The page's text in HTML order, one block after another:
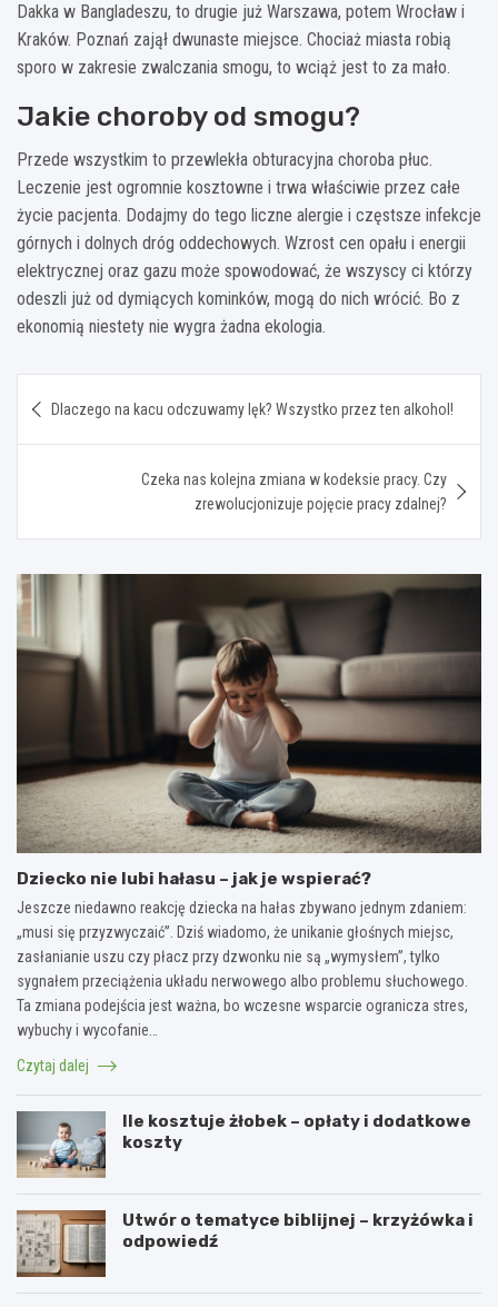
Dakka w Bangladeszu, to drugie już Warszawa, potem Wrocław i
Kraków. Poznań zajął dwunaste miejsce. Chociaż miasta robią
sporo w zakresie zwalczania smogu, to wciąż jest to za mało.
Jakie choroby od smogu?
Przede wszystkim to przewlekła obturacyjna choroba płuc.
Leczenie jest ogromnie kosztowne i trwa właściwie przez całe
życie pacjenta. Dodajmy do tego liczne alergie i częstsze infekcje
górnych i dolnych dróg oddechowych. Wzrost cen opału i energii
elektrycznej oraz gazu może spowodować, że wszyscy ci którzy
odeszli już od dymiących kominków, mogą do nich wrócić. Bo z
ekonomią niestety nie wygra żadna ekologia.
wpisu
Dlaczego na kacu odczuwamy lęk? Wszystko przez ten alkohol!
Czeka nas kolejna zmiana w kodeksie pracy. Czy
zrewolucjonizuje pojęcie pracy zdalnej?
Dziecko nie lubi hałasu – jak je wspierać?
Jeszcze niedawno reakcję dziecka na hałas zbywano jednym zdaniem:
„musi się przyzwyczaić”. Dziś wiadomo, że unikanie głośnych miejsc,
zasłanianie uszu czy płacz przy dzwonku nie są „wymysłem”, tylko
sygnałem przeciążenia układu nerwowego albo problemu słuchowego.
Ta zmiana podejścia jest ważna, bo wczesne wsparcie ogranicza stres,
wybuchy i wycofanie…
Czytaj dalej
Ile kosztuje żłobek – opłaty i dodatkowe
koszty
Utwór o tematyce biblijnej – krzyżówka i
odpowiedź